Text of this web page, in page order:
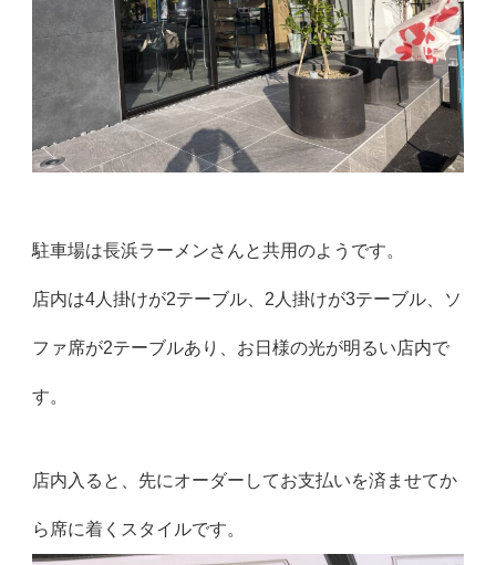
駐車場は長浜ラーメンさんと共用のようです。
店内は4人掛けが2テーブル、2人掛けが3テーブル、ソ
ファ席が2テーブルあり、お日様の光が明るい店内で
す。
店内入ると、先にオーダーしてお支払いを済ませてか
ら席に着くスタイルです。